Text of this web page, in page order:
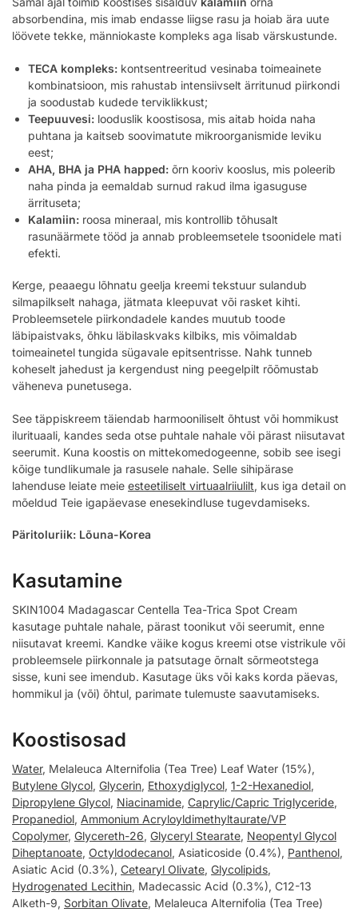
absorbendina, mis imab endasse liigse rasu ja hoiab ära uute
löövete tekke, männiokaste kompleks aga lisab värskustunde.
TECA kompleks: kontsentreeritud vesinaba toimeainete
kombinatsioon, mis rahustab intensiivselt ärritunud piirkondi
ja soodustab kudede terviklikkust;
Teepuuvesi: looduslik koostisosa, mis aitab hoida naha
puhtana ja kaitseb soovimatute mikroorganismide leviku
eest;
AHA, BHA ja PHA happed: õrn kooriv kooslus, mis poleerib
naha pinda ja eemaldab surnud rakud ilma igasuguse
ärrituseta;
Kalamiin: roosa mineraal, mis kontrollib tõhusalt
rasunäärmete tööd ja annab probleemsetele tsoonidele mati
efekti.
Kerge, peaaegu lõhnatu geelja kreemi tekstuur sulandub
silmapilkselt nahaga, jätmata kleepuvat või rasket kihti.
Probleemsetele piirkondadele kandes muutub toode
läbipaistvaks, õhku läbilaskvaks kilbiks, mis võimaldab
toimeainetel tungida sügavale epitsentrisse. Nahk tunneb
koheselt jahedust ja kergendust ning peegelpilt rõõmustab
väheneva punetusega.
See täppiskreem täiendab harmooniliselt õhtust või hommikust
ilurituaali, kandes seda otse puhtale nahale või pärast niisutavat
seerumit. Kuna koostis on mittekomedogeenne, sobib see isegi
kõige tundlikumale ja rasusele nahale. Selle sihipärase
lahenduse leiate meie esteetiliselt virtuaalriiulilt, kus iga detail on
mõeldud Teie igapäevase enesekindluse tugevdamiseks.
Päritoluriik: Lõuna-Korea
Kasutamine
SKIN1004 Madagascar Centella Tea-Trica Spot Cream
kasutage puhtale nahale, pärast toonikut või seerumit, enne
niisutavat kreemi. Kandke väike kogus kreemi otse vistrikule või
probleemsele piirkonnale ja patsutage õrnalt sõrmeotstega
sisse, kuni see imendub. Kasutage üks või kaks korda päevas,
hommikul ja (või) õhtul, parimate tulemuste saavutamiseks.
Koostisosad
Water, Melaleuca Alternifolia (Tea Tree) Leaf Water (15%),
Butylene Glycol, Glycerin, Ethoxydiglycol, 1-2-Hexanediol,
Dipropylene Glycol, Niacinamide, Caprylic/Capric Triglyceride,
Propanediol, Ammonium Acryloyldimethyltaurate/VP
Copolymer, Glycereth-26, Glyceryl Stearate, Neopentyl Glycol
Diheptanoate, Octyldodecanol, Asiaticoside (0.4%), Panthenol,
Asiatic Acid (0.3%), Cetearyl Olivate, Glycolipids,
Hydrogenated Lecithin, Madecassic Acid (0.3%), C12-13
Alketh-9, Sorbitan Olivate, Melaleuca Alternifolia (Tea Tree)